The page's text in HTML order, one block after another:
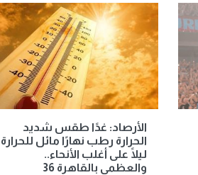
الأرصاد: غدًا طقس شديد
الحرارة رطب نهارًا مائل للحرارة
ليلًا على أغلب الأنحاء..
والعظمى بالقاهرة 36